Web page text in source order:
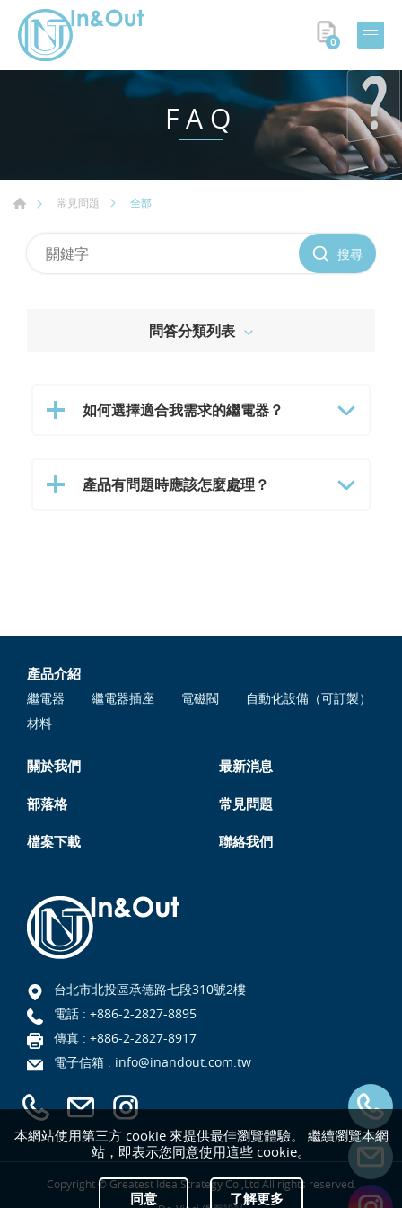
0
FAQ
常見問題 全部
搜尋
問答分類列表
如何選擇適合我需求的繼電器？
產品有問題時應該怎麼處理？
本網站使用第三方 cookie 來提供最佳瀏覽體驗。 繼續瀏覽本網
站，即表示您同意使用這些 cookie。
同意 了解更多
產品介紹
繼電器 繼電器插座 電磁閥
自動化設備（可訂製）
材料
關於我們 最新消息
部落格 常見問題
檔案下載 聯絡我們
台北市北投區承德路七段310號2樓
電話 : +886-2-2827-8895
傳真 : +886-2-2827-8917
電子信箱 : info@inandout.com.tw
Copyright © Greatest Idea Strategy Co.,Ltd All rights reserved.